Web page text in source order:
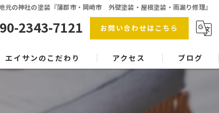
元の神社の塗装『蒲郡市・岡崎市 外壁塗装・屋根塗装・雨漏り修理』
2343-7121 お問い合わせはこちら
エイサンのこだわり アクセス ブログ